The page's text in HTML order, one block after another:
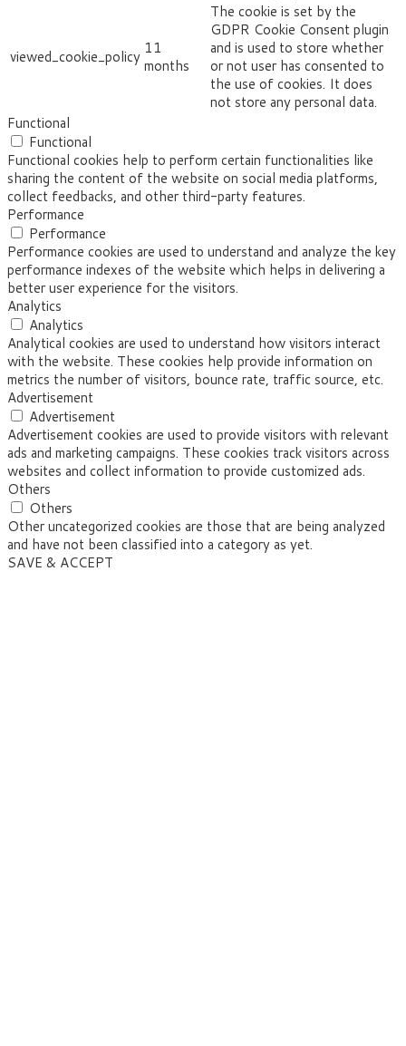
viewed_cookie_policy 11
months
The cookie is set by the
GDPR Cookie Consent plugin
and is used to store whether
or not user has consented to
the use of cookies. It does
not store any personal data.
Functional
Functional
Functional cookies help to perform certain functionalities like
sharing the content of the website on social media platforms,
collect feedbacks, and other third-party features.
Performance
Performance
Performance cookies are used to understand and analyze the key
performance indexes of the website which helps in delivering a
better user experience for the visitors.
Analytics
Analytics
Analytical cookies are used to understand how visitors interact
with the website. These cookies help provide information on
metrics the number of visitors, bounce rate, traffic source, etc.
Advertisement
Advertisement
Advertisement cookies are used to provide visitors with relevant
ads and marketing campaigns. These cookies track visitors across
websites and collect information to provide customized ads.
Others
Others
Other uncategorized cookies are those that are being analyzed
and have not been classified into a category as yet.
SAVE & ACCEPT